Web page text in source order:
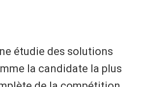
étudie des solutions
la candidate la plus